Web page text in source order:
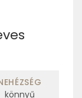
könnyű